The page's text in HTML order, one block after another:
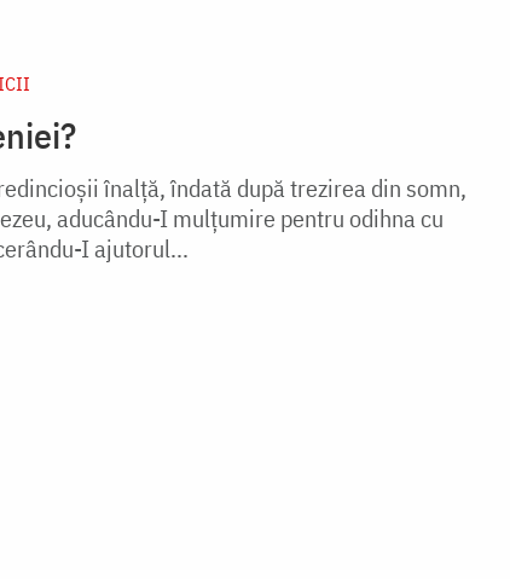
înalță, îndată după trezirea din somn,
aducându-I mulțumire pentru odihna cu
I ajutorul...